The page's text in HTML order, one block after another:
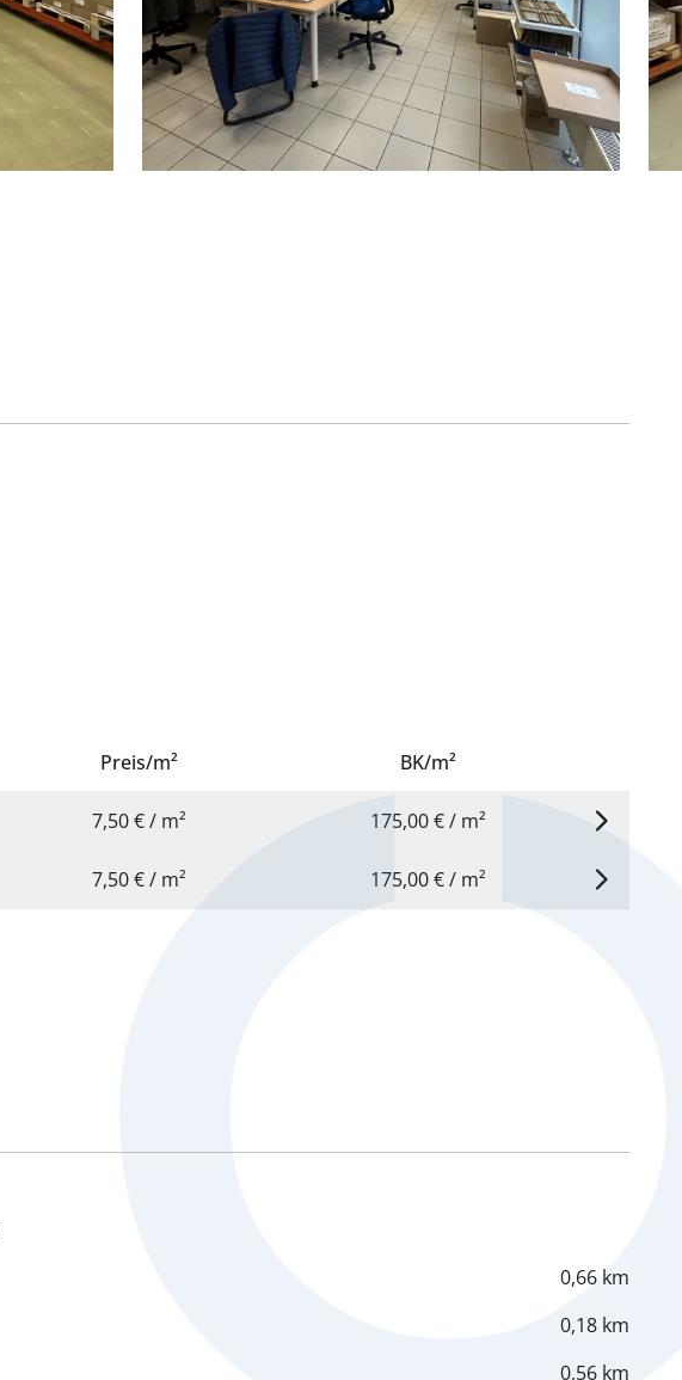
Preis/m² BK/m²
7,50 € / m² 175,00 € / m²
7,50 € / m² 175,00 € / m²
0,66 km
0,18 km
0,56 km